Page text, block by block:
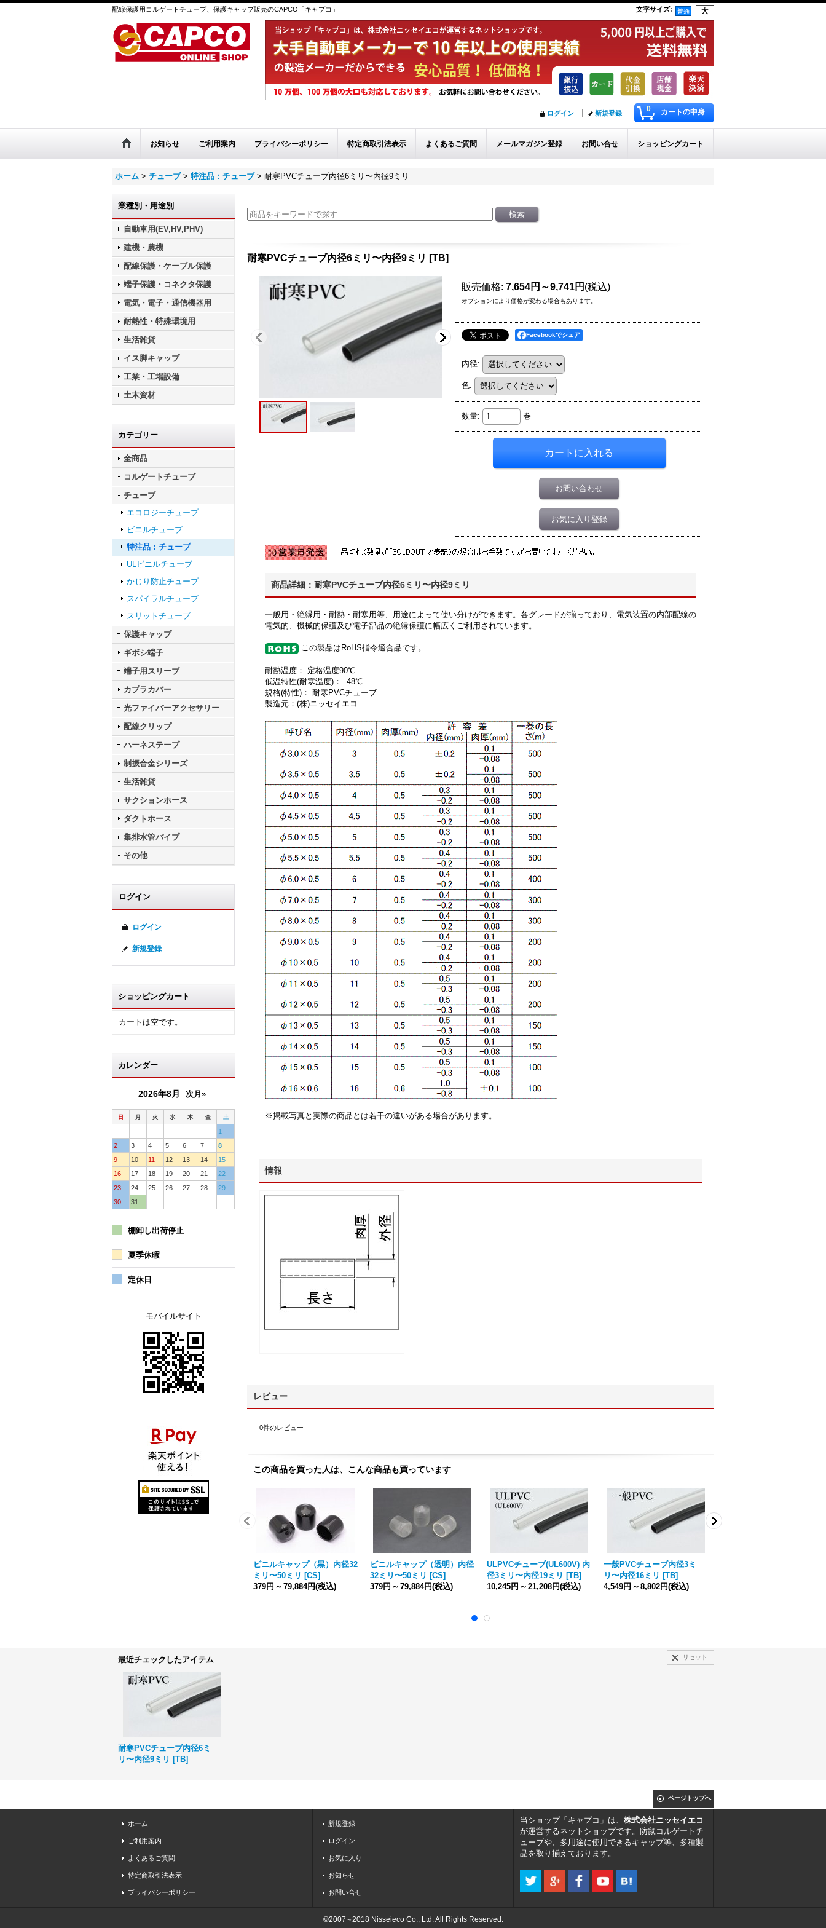
配線保護用コルゲートチューブ、保護キャップ販売のCAPCO「キャプコ」 文字サイズ:
0 カートの中身
ログイン 新規登録
お知らせ ご利用案内 プライバシーポリシー 特定商取引法表示 よくあるご質問 メールマガジン登録 お問い合せ ショッピングカート
ホーム > チューブ > 特注品：チューブ > 耐寒PVCチューブ内径6ミリ〜内径9ミリ
業種別・用途別
自動車用(EV,HV,PHV)
建機・農機
配線保護・ケーブル保護
端子保護・コネクタ保護
電気・電子・通信機器用
耐熱性・特殊環境用
生活雑貨
イス脚キャップ
工業・工場設備
土木資材
カテゴリー
全商品
コルゲートチューブ
チューブ
エコロジーチューブ
ビニルチューブ
特注品：チューブ
ULビニルチューブ
かじり防止チューブ
スパイラルチューブ
スリットチューブ
保護キャップ
ギボシ端子
端子用スリーブ
カプラカバー
光ファイバーアクセサリー
配線クリップ
ハーネステープ
制振合金シリーズ
生活雑貨
サクションホース
ダクトホース
集排水管パイプ
その他
ログイン
ログイン
新規登録
ショッピングカート
カートは空です。
カレンダー
2026年8月 次月»
日 月 火 水 木 金 土
1
2
3 4 5 6 7
8
9
10 11 12 13 14
15
16
17 18 19 20 21
22
23
24 25 26 27 28
29
30
31
棚卸し出荷停止
夏季休暇
定休日
モバイルサイト
耐寒PVCチューブ内径6ミリ〜内径9ミリ [TB]
販売価格: 7,654円～9,741円 (税込)
オプションにより価格が変わる場合もあります。
Facebookでシェア
内径:
色:
数量: 巻
お問い合わせ
お気に入り登録
商品詳細：耐寒PVCチューブ内径6ミリ〜内径9ミリ
一般用・絶縁用・耐熱・耐寒用等、用途によって使い分けができます。各グレードが揃っており、電気装置の内部配線の
電気的、機械的保護及び電子部品の絶縁保護に幅広くご利用されています。
この製品はRoHS指令適合品です。
耐熱温度： 定格温度90℃
低温特性(耐寒温度)： -48℃
規格(特性)： 耐寒PVCチューブ
製造元：(株)ニッセイエコ
※掲載写真と実際の商品とは若干の違いがある場合があります。
情報
レビュー
0件のレビュー
この商品を買った人は、こんな商品も買っています
ビニルキャップ（黒）内径32
ミリ〜50ミリ [CS]
379円 ～ 79,884円(税込)
ビニルキャップ（透明）内径
32ミリ〜50ミリ [CS]
379円 ～ 79,884円(税込)
ULPVCチューブ(UL600V) 内
径3ミリ〜内径19ミリ [TB]
10,245円 ～ 21,208円(税込)
一般PVCチューブ内径3ミ
リ〜内径16ミリ [TB]
4,549円 ～ 8,802円(税込)
最近チェックしたアイテム リセット
耐寒PVCチューブ内径6ミ
リ〜内径9ミリ [TB]
ページトップへ
ホーム
ご利用案内
よくあるご質問
特定商取引法表示
プライバシーポリシー
新規登録
ログイン
お気に入り
お知らせ
お問い合せ
当ショップ「キャプコ」は、 株式会社ニッセイエコ
が運営するネットショップです。防鼠コルゲートチ
ューブや、多用途に使用できるキャップ等、多種製
品を取り揃えております。
©2007∼2018 Nisseieco Co., Ltd. All Rights Reserved.